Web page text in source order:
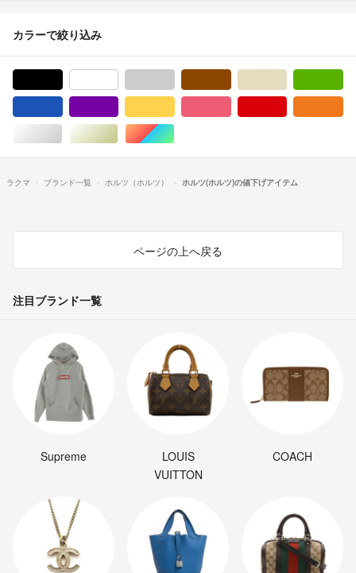
カラーで絞り込み
シルバー/銀色系ゴールド/金色系マルチカラー
ラクマ ブランド一覧 ホルツ（ホルツ） ホルツ(ホルツ)の値下げアイテム
ページの上へ戻る
注目ブランド一覧
Supreme
LOUIS
VUITTON
COACH